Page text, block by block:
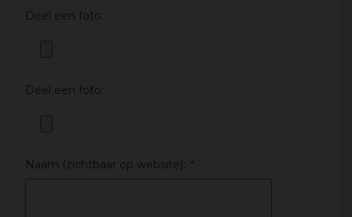
Deel een foto:
Deel een foto:
Naam (zichtbaar op website): *